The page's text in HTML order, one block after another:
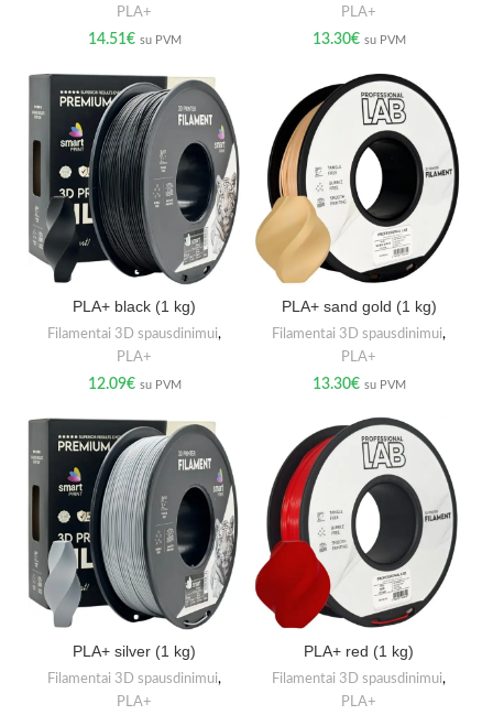
PLA+
14.51€ su PVM
PLA+
13.30€ su PVM
PLA+ black (1 kg)
Filamentai 3D spausdinimui,
PLA+
12.09€ su PVM
PLA+ sand gold (1 kg)
Filamentai 3D spausdinimui,
PLA+
13.30€ su PVM
PLA+ silver (1 kg)
Filamentai 3D spausdinimui,
PLA+
PLA+ red (1 kg)
Filamentai 3D spausdinimui,
PLA+